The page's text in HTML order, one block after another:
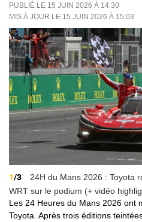
PUBLIÉ LE 15 JUIN 2026 À 14:30
MIS À JOUR LE 15 JUIN 2026 À 15:03
1/3
24H du Mans 2026 : Toyota
WRT sur le podium (+ vidéo
Les 24 Heures du Mans 2026 ont
Toyota. Après trois éditions